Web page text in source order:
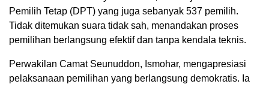
Pemilih Tetap (DPT) yang juga sebanyak 537 pemilih.
Tidak ditemukan suara tidak sah, menandakan proses
pemilihan berlangsung efektif dan tanpa kendala teknis.
Perwakilan Camat Seunuddon, Ismohar, mengapresiasi
pelaksanaan pemilihan yang berlangsung demokratis. Ia